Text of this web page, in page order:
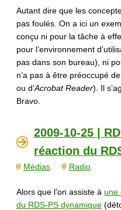
Autant dire que les
pas foulés. On a ici un
conçu ni pour la tâche à
pour l’environnement
pas dans son bureau), ni
n’a pas à être préoccupé de
ou d’Acrobat Reader). Il
Bravo.
2009-10-25 |
réaction du
Médias Radio
Alors que l’on assiste à une
du RDS-PS dynamique